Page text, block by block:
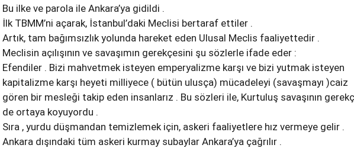
Bu ilke ve parola ile Ankara’ya gidildi .
İlk TBMM’ni açarak, İstanbul’daki Meclisi bertaraf ettiler .
Artık, tam bağımsızlık yolunda hareket eden Ulusal Meclis faaliyettedir .
Meclisin açılışının ve savaşımın gerekçesini şu sözlerle ifade eder :
Efendiler . Bizi mahvetmek isteyen emperyalizme karşı ve bizi yutmak isteyen
kapitalizme karşı heyeti milliyece ( bütün ulusça) mücadeleyi (savaşmayı )caiz
gören bir mesleği takip eden insanlarız . Bu sözleri ile, Kurtuluş savaşının
de ortaya koyuyordu .
Sıra , yurdu düşmandan temizlemek için, askeri faaliyetlere hız vermeye gelir .
Ankara dışındaki tüm askeri kurmay subaylar Ankara’ya çağrılır .